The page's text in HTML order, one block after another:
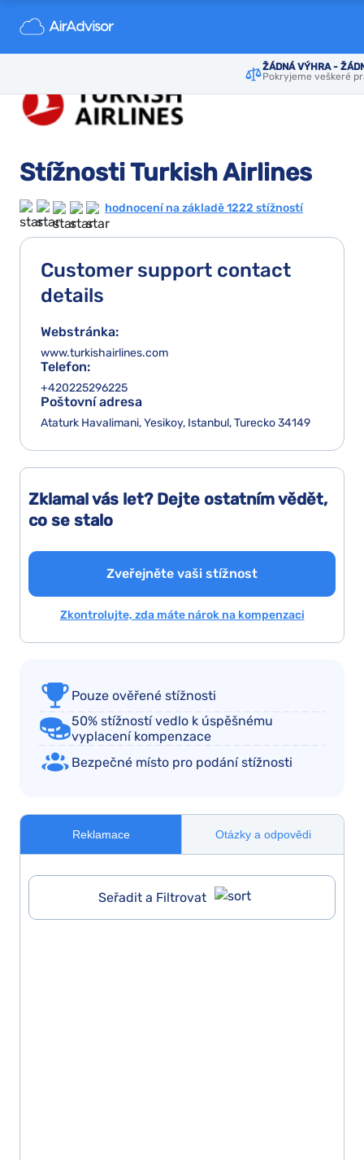
ŽÁDNÁ VÝHRA -
Pokryjeme veškeré
Stížnosti Turkish Airlines
hodnocení na základě 1222 stížností
Zklamal vás let? Dejte ostatním vědět,
co se stalo
Zveřejněte vaši stížnost
Zkontrolujte, zda máte nárok na kompenzaci
Customer support contact
details
Webstránka:
www.turkishairlines.com
Telefon:
+420225296225
Poštovní adresa
Ataturk Havalimani, Yesikoy, Istanbul, Turecko 34149
Pouze ověřené stížnosti
50% stížností vedlo k úspěšnému
vyplacení kompenzace
Bezpečné místo pro podání stížnosti
Reklamace Otázky a odpovědi
Seřadit a Filtrovat